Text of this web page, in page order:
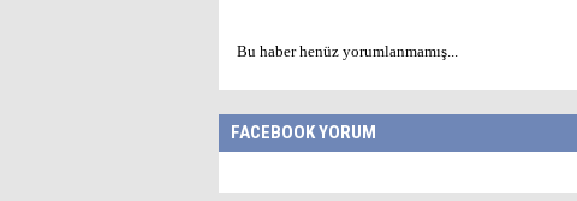
Bu haber henüz yorumlanmamış...
FACEBOOK YORUM